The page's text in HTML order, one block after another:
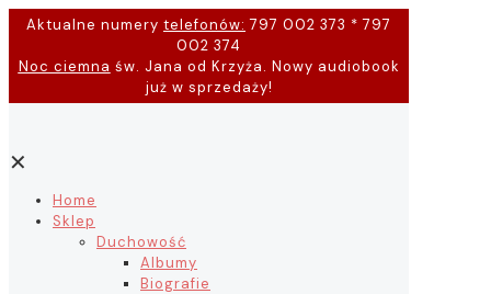
Aktualne numery telefonów: 797 002 373 * 797
002 374
Noc ciemna św. Jana od Krzyża. Nowy audiobook
już w sprzedaży!
✕
Home
Sklep
Duchowość
Albumy
Biografie